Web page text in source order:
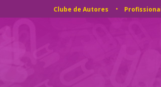
Clube de Autores